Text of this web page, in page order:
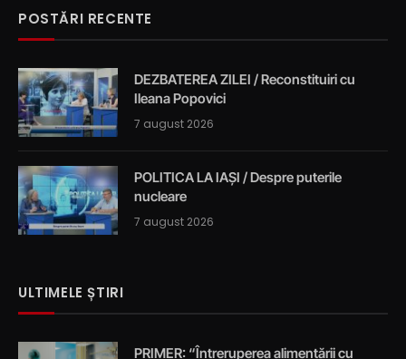
POSTĂRI RECENTE
DEZBATEREA ZILEI / Reconstituiri cu
Ileana Popovici
7 august 2026
POLITICA LA IAȘI / Despre puterile
nucleare
7 august 2026
ULTIMELE ȘTIRI
PRIMER: “Întreruperea alimentării cu